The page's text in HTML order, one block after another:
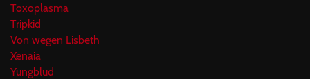
Toxoplasma
Tripkid
Von wegen Lisbeth
Xenaia
Yungblud